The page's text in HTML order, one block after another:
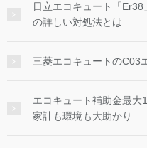
日立エコキュート「
の詳しい対処法とは
三菱エコキュートの
エコキュート補助金最
家計も環境も大助かり